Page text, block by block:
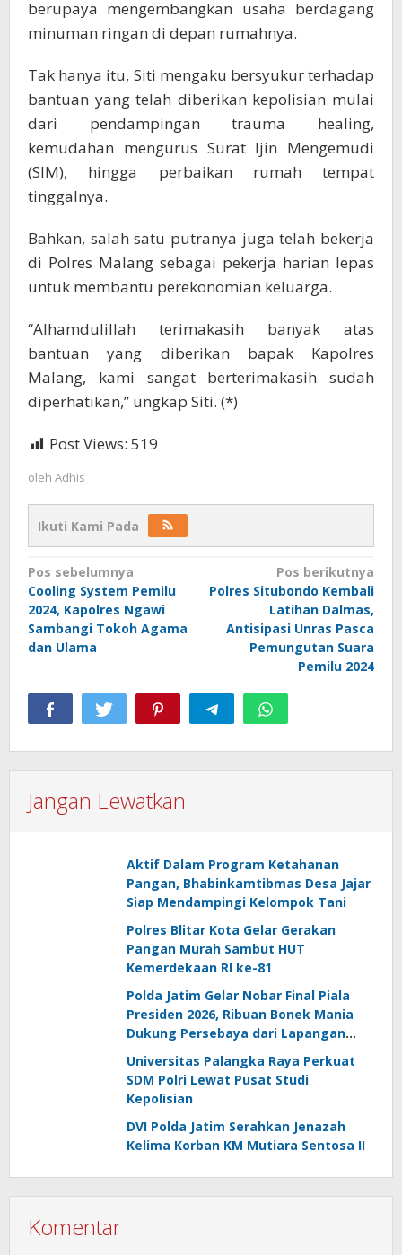
berupaya mengembangkan usaha berdagang
minuman ringan di depan rumahnya.
Tak hanya itu, Siti mengaku bersyukur terhadap
bantuan yang telah diberikan kepolisian mulai
dari pendampingan trauma healing,
kemudahan mengurus Surat Ijin Mengemudi
(SIM), hingga perbaikan rumah tempat
tinggalnya.
Bahkan, salah satu putranya juga telah bekerja
di Polres Malang sebagai pekerja harian lepas
untuk membantu perekonomian keluarga.
“Alhamdulillah terimakasih banyak atas
bantuan yang diberikan bapak Kapolres
Malang, kami sangat berterimakasih sudah
diperhatikan,” ungkap Siti. (*)
Post Views: 519
oleh Adhis
Ikuti Kami Pada
Navigasi
pos
Pos sebelumnya
Cooling System Pemilu
2024, Kapolres Ngawi
Sambangi Tokoh Agama
dan Ulama
Pos berikutnya
Polres Situbondo Kembali
Latihan Dalmas,
Antisipasi Unras Pasca
Pemungutan Suara
Pemilu 2024
Jangan Lewatkan
Aktif Dalam Program Ketahanan
Pangan, Bhabinkamtibmas Desa Jajar
Siap Mendampingi Kelompok Tani
Polres Blitar Kota Gelar Gerakan
Pangan Murah Sambut HUT
Kemerdekaan RI ke-81
Polda Jatim Gelar Nobar Final Piala
Presiden 2026, Ribuan Bonek Mania
Dukung Persebaya dari Lapangan
Mapolda
Universitas Palangka Raya Perkuat
SDM Polri Lewat Pusat Studi
Kepolisian
DVI Polda Jatim Serahkan Jenazah
Kelima Korban KM Mutiara Sentosa II
Komentar